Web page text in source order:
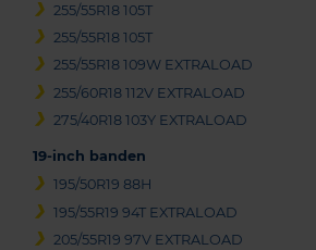
255/55R18 105T
255/55R18 105T
255/55R18 109W EXTRALOAD
255/60R18 112V EXTRALOAD
275/40R18 103Y EXTRALOAD
19-inch banden
195/50R19 88H
195/55R19 94T EXTRALOAD
205/55R19 97V EXTRALOAD